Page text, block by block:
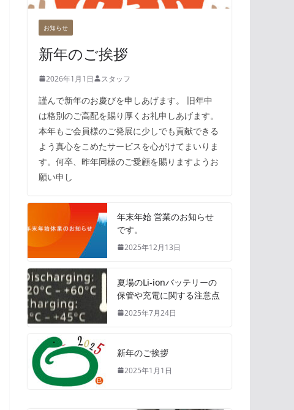
お知らせ
新年のご挨拶
2026年1月1日 スタッフ
謹んで新年のお慶びを申しあげます。 旧年中
は格別のご高配を賜り厚くお礼申しあげます。
本年もご会員様のご発展に少しでも貢献できる
よう真心をこめたサービスを心がけてまいりま
す。何卒、昨年同様のご愛顧を賜りますようお
願い申し
年末年始 営業のお知らせ
です。
2025年12月13日
夏場のLi-ionバッテリーの
保管や充電に関する注意点
2025年7月24日
新年のご挨拶
2025年1月1日